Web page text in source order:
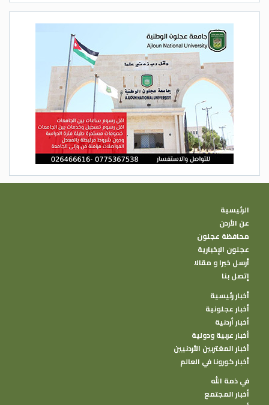
الرئيسية
عن الأردن
محافظة عجلون
عجلون الإخبارية
أرسل خبرا و مقالا
إتصل بنا
أخبار رئيسية
أخبار عجلونية
أخبار أردنية
أخبار عربية ودولية
أخبار المغتربين الأردنيين
أخبار كورونا في العالم
في ذمة الله
أخبار المجتمع